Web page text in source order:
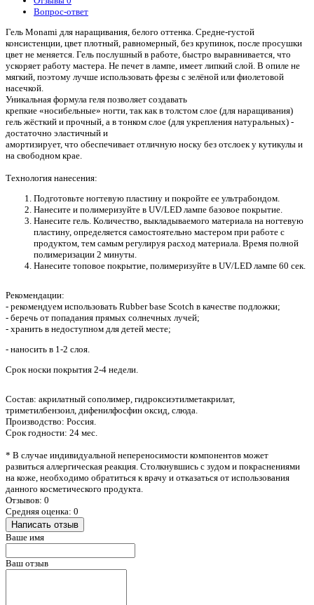
Вопрос-ответ
Гель Monami для наращивания, белого оттенка. Средне-густой
консистенции, цвет плотный, равномерный, без крупинок, после просушки
цвет не меняется. Гель послушный в работе, быстро выравнивается, что
ускоряет работу мастера. Не печет в лампе, имеет липкий слой. В опиле не
мягкий, поэтому лучше использовать фрезы с зелёной или фиолетовой
насечкой.
Уникальная формула геля позволяет создавать
крепкие «носибельные» ногти, так как в толстом слое (для наращивания)
гель жёсткий и прочный, а в тонком слое (для укрепления натуральных) -
достаточно эластичный и
амортизирует, что обеспечивает отличную носку без отслоек у кутикулы и
на свободном крае.
Технология нанесения:
Подготовьте ногтевую пластину и покройте ее ультрабондом.
Нанесите и полимеризуйте в UV/LED лампе базовое покрытие.
Нанесите гель. Количество, выкладываемого материала на ногтевую
пластину, определяется самостоятельно мастером при работе с
продуктом, тем самым регулируя расход материала. Время полной
полимеризации 2 минуты.
Нанесите топовое покрытие, полимеризуйте в UV/LED лампе 60 сек.
Рекомендации:
- рекомендуем использовать Rubber base Scotch в качестве подложки;
- беречь от попадания прямых солнечных лучей;
- хранить в недоступном для детей месте;
- наносить в 1-2 слоя.
Срок носки покрытия 2-4 недели.
Состав: акрилатный сополимер, гидроксиэтилметакрилат,
триметилбензоил, дифенилфосфин оксид, слюда.
Производство: Россия.
Срок годности: 24 мес.
* В случае индивидуальной непереносимости компонентов может
развиться аллергическая реакция. Столкнувшись с зудом и покраснениями
на коже, необходимо обратиться к врачу и отказаться от использования
данного косметического продукта.
Отзывов: 0
Средняя оценка: 0
Написать отзыв
Ваше имя
Ваш отзыв